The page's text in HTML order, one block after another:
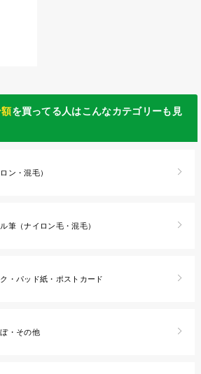
を買ってる人はこんなカテゴリーも見
ン・混毛）
筆（ナイロン毛・混毛）
・パッド紙・ポストカード
・その他